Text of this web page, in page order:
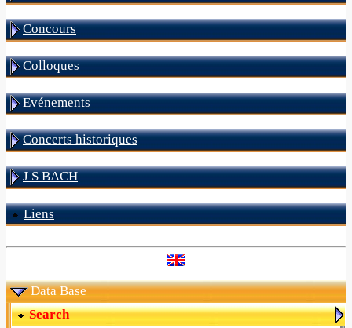
Concours
Colloques
Evénements
Concerts historiques
J S BACH
Liens
Data Base
Search